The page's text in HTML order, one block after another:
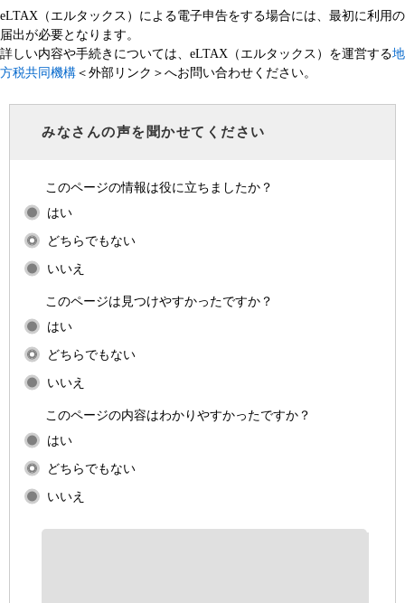
eLTAX（エルタックス）による電子申告をする場合には、最初に利用の
届出が必要となります。
詳しい内容や手続きについては、eLTAX（エルタックス）を運営する地
方税共同機構 ＜外部リンク＞ へお問い合わせください。
みなさんの声を聞かせてください
このページの情報は役に立ちましたか？
はい
どちらでもない
いいえ
このページは見つけやすかったですか？
はい
どちらでもない
いいえ
このページの内容はわかりやすかったですか？
はい
どちらでもない
いいえ